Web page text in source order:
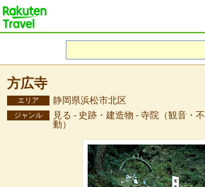
方広寺
エリア 静岡県浜松市北区
ジャンル
見る - 史跡・建造物 - 寺院（観音・不
動）